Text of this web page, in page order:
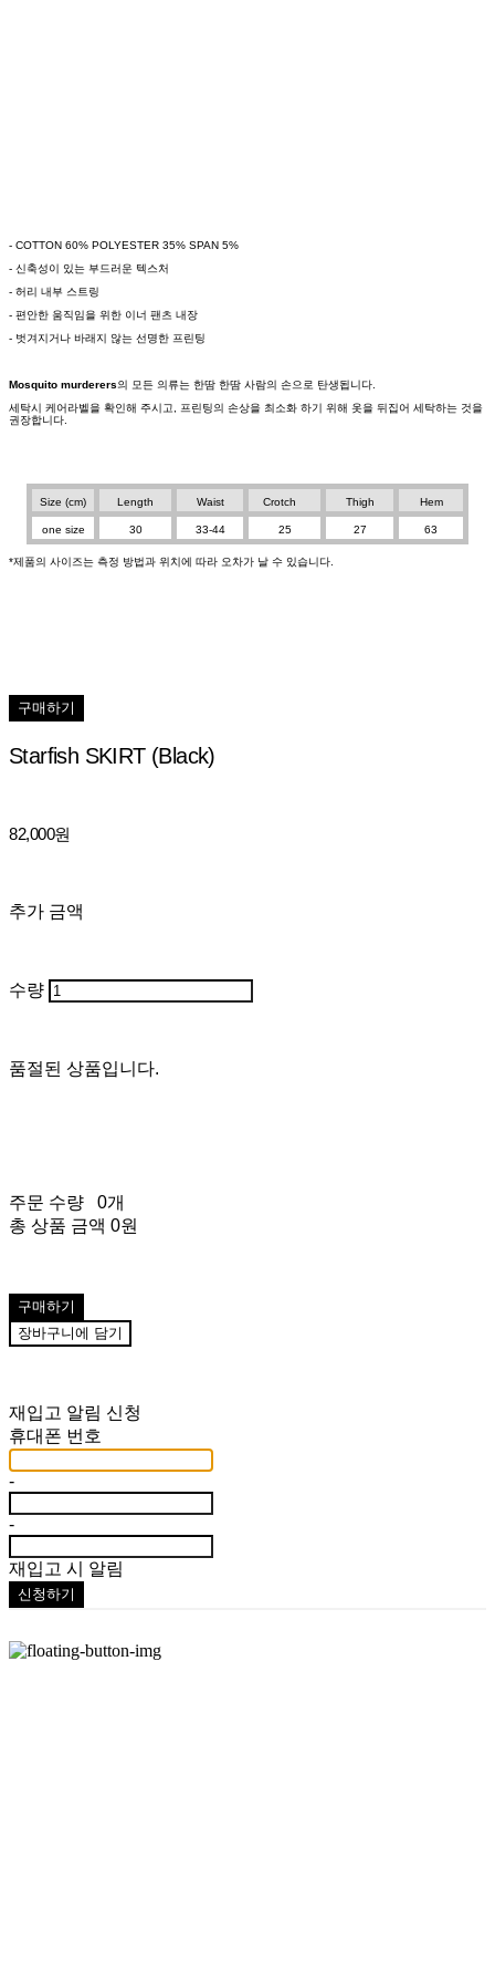
- COTTON 60% POLYESTER 35% SPAN 5%
- 신축성이 있는 부드러운 텍스처
- 허리 내부 스트링
- 편안한 움직임을 위한 이너 팬츠 내장
- 벗겨지거나 바래지 않는 선명한 프린팅
Mosquito murderers의 모든 의류는 한땀 한땀 사람의 손으로 탄생됩니다.
세탁시 케어라벨을 확인해 주시고, 프린팅의 손상을 최소화 하기 위해 옷을 뒤집어 세탁하는 것을
권장합니다.
Size (cm) Length Waist Crotch Thigh Hem
one size 30 33-44 25 27 63
*제품의 사이즈는 측정 방법과 위치에 따라 오차가 날 수 있습니다.
구매하기
Starfish SKIRT (Black)
82,000원
추가 금액
수량
품절된 상품입니다.
주문 수량
0개
총 상품 금액 0원
구매하기
장바구니에 담기
재입고 알림 신청
휴대폰 번호
-
-
재입고 시 알림
신청하기